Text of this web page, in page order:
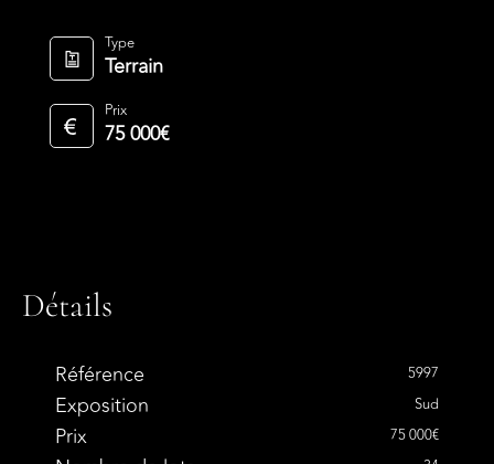
Type
Terrain
Prix
75 000€
Détails
Référence 5997
Exposition Sud
Prix 75 000€